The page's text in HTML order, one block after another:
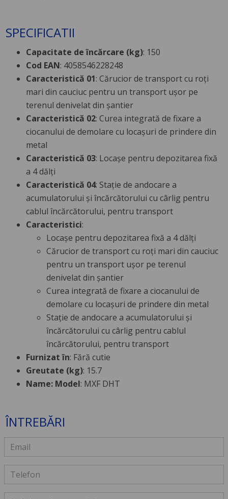
SPECIFICATII
Capacitate de încărcare (kg): 150
Cod EAN: 4058546228248
Caracteristică 01: Cărucior de transport cu roți
mari din cauciuc pentru un transport ușor pe
terenul denivelat din șantier
Caracteristică 02: Curea integrată de fixare a
ciocanului de demolare cu locașuri de prindere din
metal
Caracteristică 03: Locașe pentru depozitarea fixă
a 4 dălți
Caracteristică 04: Stație de andocare a
acumulatorului și încărcătorului cu cârlig pentru
cablul încărcătorului, pentru transport
Caracteristici:
Locașe pentru depozitarea fixă a 4 dălți
Cărucior de transport cu roți mari din cauciuc
pentru un transport ușor pe terenul
denivelat din șantier
Curea integrată de fixare a ciocanului de
demolare cu locașuri de prindere din metal
Stație de andocare a acumulatorului și
încărcătorului cu cârlig pentru cablul
încărcătorului, pentru transport
Furnizat în: Fără cutie
Greutate (kg): 15.7
Name: Model: MXF DHT
ÎNTREBĂRI